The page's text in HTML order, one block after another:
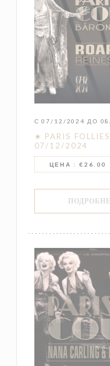
С 07/12/2024 ДО
★ PARIS
07/12/2024
ЦЕНА : €26.00